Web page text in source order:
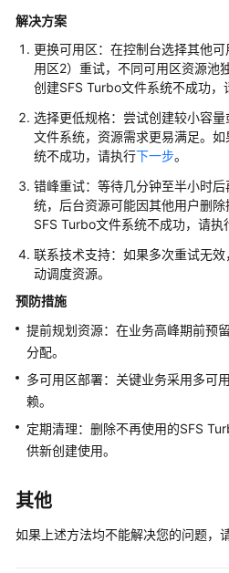
访
问
此
共
享
文
件
夹
访
问
文
件
无
权
跨
客
访
问
示
存
解决方案
更换可用区：在控制台选择其他
用区2）重试，不同可用区资源池
创建SFS Turbo文件系统不成功，
选择更低规格：尝试创建较小容
文件系统，资源需求更易满足。
统不成功，请执行下一步。
错峰重试：等待几分钟至半小时
统，后台资源可能因其他用户删
SFS Turbo文件系统不成功，请执
联系技术支持：如果多次重试无效
动调度资源。
预防措施
提前规划资源：在业务高峰期前预
分配。
多可用区部署：关键业务采用多可
赖。
定期清理：删除不再使用的SFS
供新创建使用。
其他
如果上述方法均不能解决您的问题，